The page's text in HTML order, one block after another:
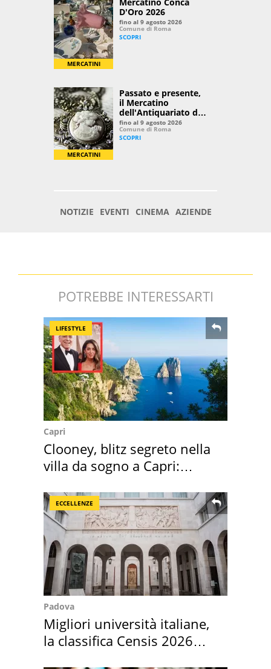
POTREBBE INTERESSARTI
LIFESTYLE
Capri
Clooney, blitz segreto nella
villa da sogno a Capri:
ECCELLENZE
Padova
Migliori università italiane,
la classifica Censis 2026